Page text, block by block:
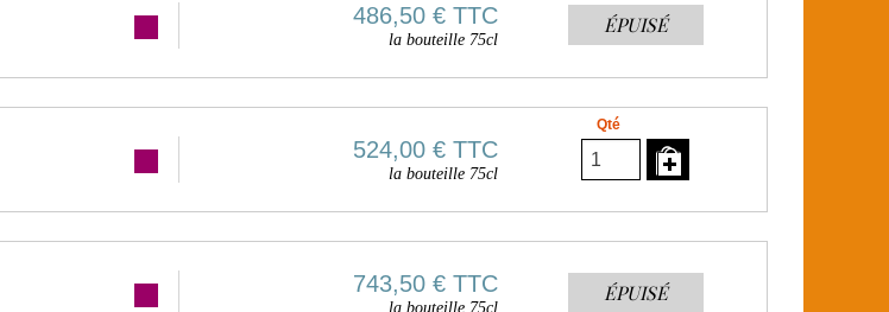
486,50 € TTC
la bouteille 75cl
ÉPUISÉ
524,00 € TTC
la bouteille 75cl
Qté
743,50 € TTC
la bouteille 75cl
ÉPUISÉ